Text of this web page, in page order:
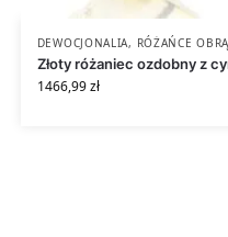
DEWOCJONALIA, RÓŻAŃCE
Złoty różaniec ozdobny z
1466,99zł